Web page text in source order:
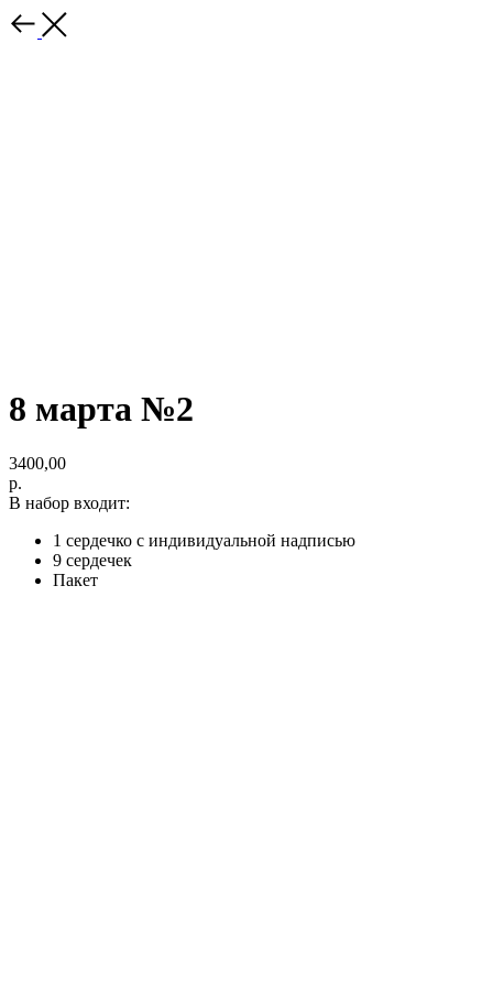
8 марта №2
3400,00
р.
В набор входит:
1 сердечко с индивидуальной надписью
9 сердечек
Пакет